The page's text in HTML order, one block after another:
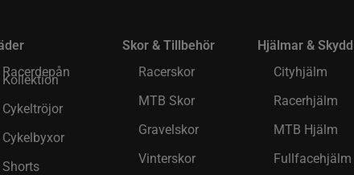
Racerdepån
Kollektion
Cykeltröjor
Cykelbyxor
Shorts
Skor & Tillbehör
Racerskor
MTB Skor
Gravelskor
Vinterskor
Hjälmar & Skydd
Cityhjälm
Racerhjälm
MTB Hjälm
Fullfacehjälm